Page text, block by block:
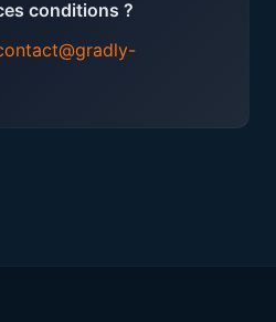
conditions ?